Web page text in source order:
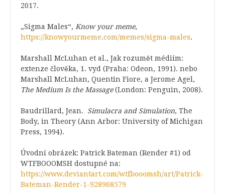
2017.
„Sigma Males“, Know your meme,
https://knowyourmeme.com/memes/sigma-males.
Marshall McLuhan et al., Jak rozumět médiím:
extenze člověka, 1. vyd (Praha: Odeon, 1991). nebo
Marshall McLuhan, Quentin Fiore, a Jerome Agel,
The Medium Is the Massage(London: Penguin, 2008).
Baudrillard, Jean. Simulacra and Simulation, The
Body, in Theory (Ann Arbor: University of Michigan
Press, 1994).
Úvodní obrázek: Patrick Bateman (Render #1) od
WTFBOOOMSH dostupné na:
https://www.deviantart.com/wtfbooomsh/art/Patrick-
Bateman-Render-1-928968579